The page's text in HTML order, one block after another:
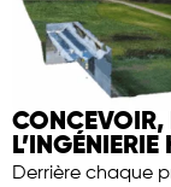
CONCEVOIR,
Derrière chaque